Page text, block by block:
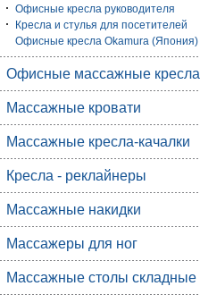
Офисные кресла руководителя
Кресла и стулья для посетителей
Офисные кресла Okamura (Япония)
Офисные массажные кресла
Массажные кровати
Массажные кресла-качалки
Кресла - реклайнеры
Массажные накидки
Массажеры для ног
Массажные столы складные